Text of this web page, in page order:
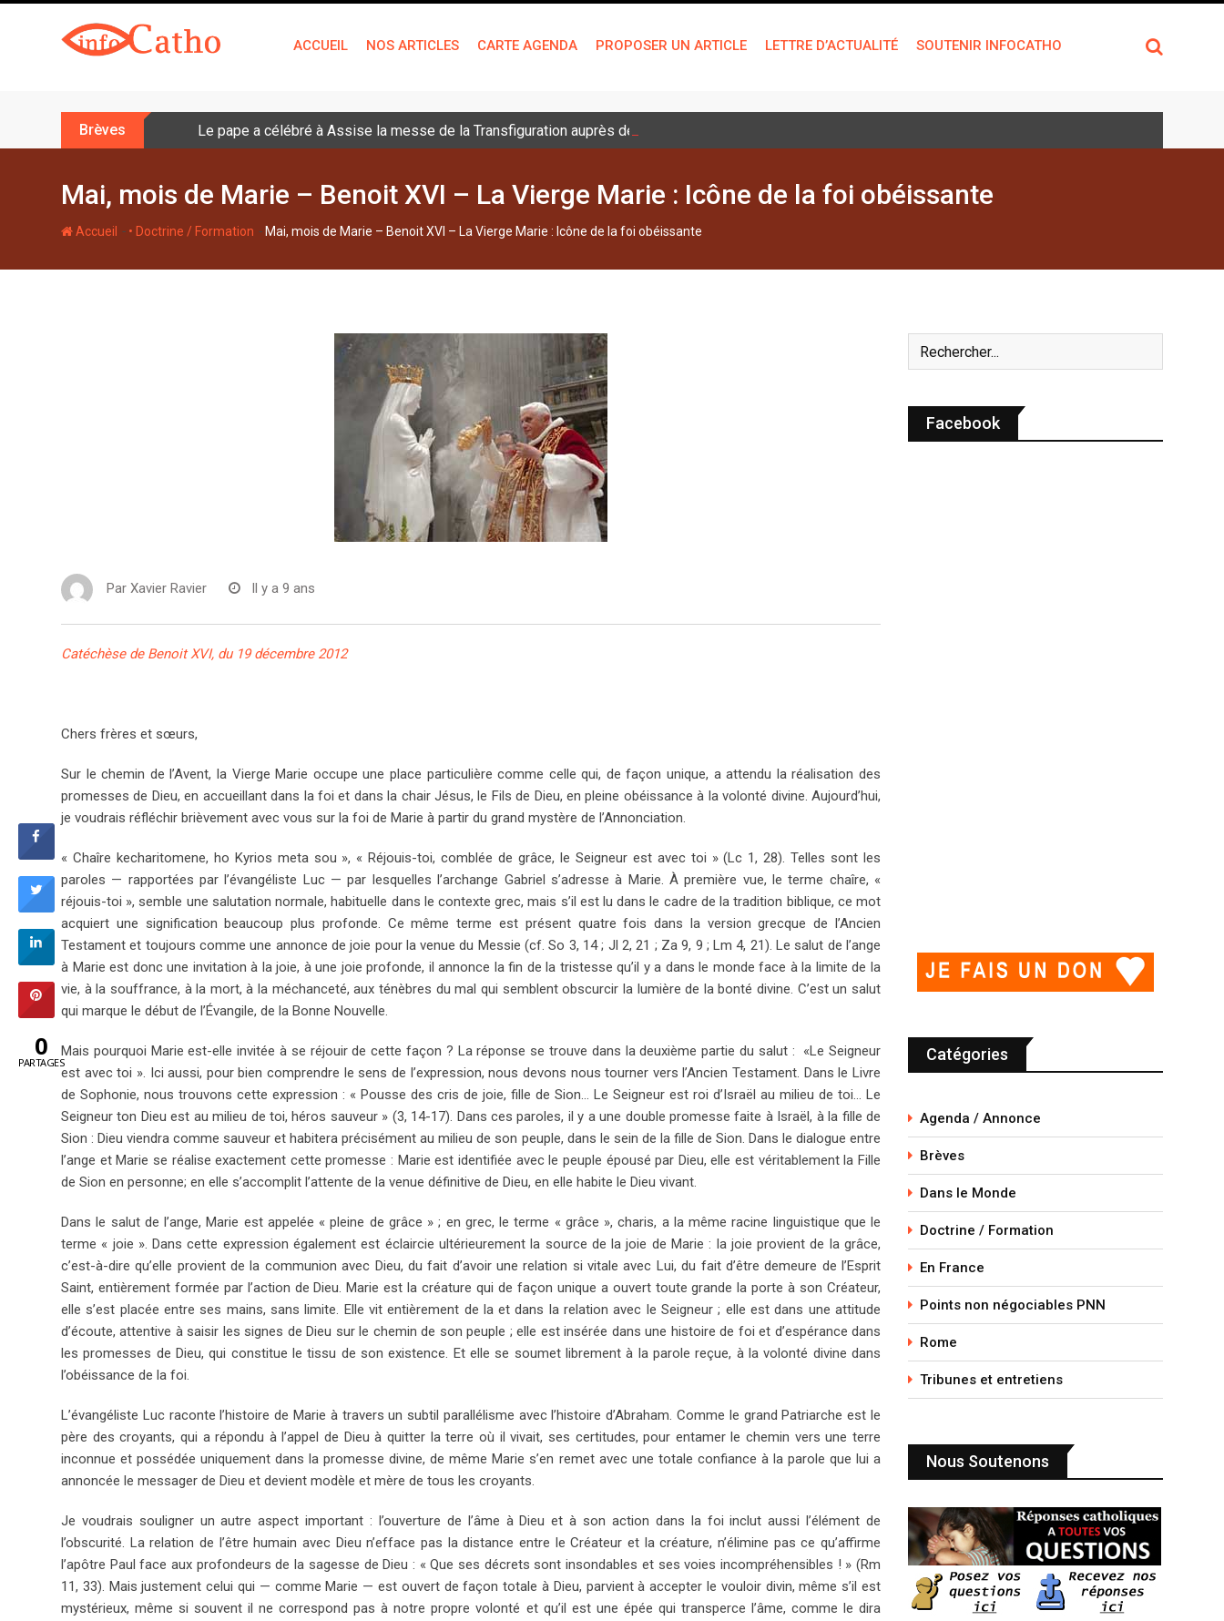
t
ACCUEIL NOS ARTICLES CARTE AGENDA PROPOSER UN ARTICLE LETTRE D’ACTUALITÉ SOUTENIR INFOCATHO
Brèves Le pape a célébré à Assise la messe de la Transfiguration auprès des jeunes
Mai, mois de Marie – Benoit XVI – La Vierge Marie : Icône de la foi obéissante
Accueil - • Doctrine / Formation - Mai, mois de Marie – Benoit XVI – La Vierge Marie : Icône de la foi obéissante
Par Xavier Ravier Il y a 9 ans
Catéchèse de Benoit XVI, du 19 décembre 2012
Chers frères et sœurs,
Sur le chemin de l’Avent, la Vierge Marie occupe une place particulière comme celle qui, de façon unique, a attendu la réalisation des
promesses de Dieu, en accueillant dans la foi et dans la chair Jésus, le Fils de Dieu, en pleine obéissance à la volonté divine. Aujourd’hui,
je voudrais réfléchir brièvement avec vous sur la foi de Marie à partir du grand mystère de l’Annonciation.
« Chaîre kecharitomene, ho Kyrios meta sou », « Réjouis-toi, comblée de grâce, le Seigneur est avec toi » (Lc 1, 28). Telles sont les
paroles — rapportées par l’évangéliste Luc — par lesquelles l’archange Gabriel s’adresse à Marie. À première vue, le terme chaîre, «
réjouis-toi », semble une salutation normale, habituelle dans le contexte grec, mais s’il est lu dans le cadre de la tradition biblique, ce mot
acquiert une signification beaucoup plus profonde. Ce même terme est présent quatre fois dans la version grecque de l’Ancien
Testament et toujours comme une annonce de joie pour la venue du Messie (cf. So 3, 14 ; Jl 2, 21 ; Za 9, 9 ; Lm 4, 21). Le salut de l’ange
à Marie est donc une invitation à la joie, à une joie profonde, il annonce la fin de la tristesse qu’il y a dans le monde face à la limite de la
vie, à la souffrance, à la mort, à la méchanceté, aux ténèbres du mal qui semblent obscurcir la lumière de la bonté divine. C’est un salut
qui marque le début de l’Évangile, de la Bonne Nouvelle.
Mais pourquoi Marie est-elle invitée à se réjouir de cette façon ? La réponse se trouve dans la deuxième partie du salut : «Le Seigneur
est avec toi ». Ici aussi, pour bien comprendre le sens de l’expression, nous devons nous tourner vers l’Ancien Testament. Dans le Livre
de Sophonie, nous trouvons cette expression : « Pousse des cris de joie, fille de Sion… Le Seigneur est roi d’Israël au milieu de toi… Le
Seigneur ton Dieu est au milieu de toi, héros sauveur » (3, 14-17). Dans ces paroles, il y a une double promesse faite à Israël, à la fille de
Sion : Dieu viendra comme sauveur et habitera précisément au milieu de son peuple, dans le sein de la fille de Sion. Dans le dialogue entre
l’ange et Marie se réalise exactement cette promesse : Marie est identifiée avec le peuple épousé par Dieu, elle est véritablement la Fille
de Sion en personne; en elle s’accomplit l’attente de la venue définitive de Dieu, en elle habite le Dieu vivant.
Dans le salut de l’ange, Marie est appelée « pleine de grâce » ; en grec, le terme « grâce », charis, a la même racine linguistique que le
terme « joie ». Dans cette expression également est éclaircie ultérieurement la source de la joie de Marie : la joie provient de la grâce,
c’est-à-dire qu’elle provient de la communion avec Dieu, du fait d’avoir une relation si vitale avec Lui, du fait d’être demeure de l’Esprit
Saint, entièrement formée par l’action de Dieu. Marie est la créature qui de façon unique a ouvert toute grande la porte à son Créateur,
elle s’est placée entre ses mains, sans limite. Elle vit entièrement de la et dans la relation avec le Seigneur ; elle est dans une attitude
d’écoute, attentive à saisir les signes de Dieu sur le chemin de son peuple ; elle est insérée dans une histoire de foi et d’espérance dans
les promesses de Dieu, qui constitue le tissu de son existence. Et elle se soumet librement à la parole reçue, à la volonté divine dans
l’obéissance de la foi.
L’évangéliste Luc raconte l’histoire de Marie à travers un subtil parallélisme avec l’histoire d’Abraham. Comme le grand Patriarche est le
père des croyants, qui a répondu à l’appel de Dieu à quitter la terre où il vivait, ses certitudes, pour entamer le chemin vers une terre
inconnue et possédée uniquement dans la promesse divine, de même Marie s’en remet avec une totale confiance à la parole que lui a
annoncée le messager de Dieu et devient modèle et mère de tous les croyants.
Je voudrais souligner un autre aspect important : l’ouverture de l’âme à Dieu et à son action dans la foi inclut aussi l’élément de
l’obscurité. La relation de l’être humain avec Dieu n’efface pas la distance entre le Créateur et la créature, n’élimine pas ce qu’affirme
l’apôtre Paul face aux profondeurs de la sagesse de Dieu : « Que ses décrets sont insondables et ses voies incompréhensibles ! » (Rm
11, 33). Mais justement celui qui — comme Marie — est ouvert de façon totale à Dieu, parvient à accepter le vouloir divin, même s’il est
mystérieux, même si souvent il ne correspond pas à notre propre volonté et qu’il est une épée qui transperce l’âme, comme le dira
Facebook
Catégories
Agenda / Annonce
Brèves
Dans le Monde
Doctrine / Formation
En France
Points non négociables PNN
Rome
Tribunes et entretiens
Nous Soutenons
0
PARTAGES